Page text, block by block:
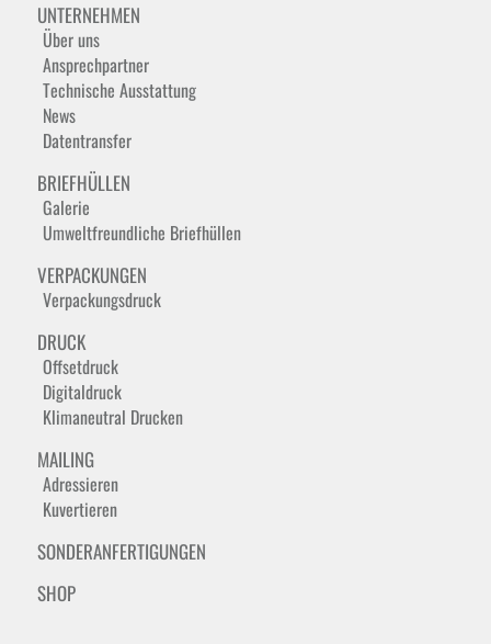
UNTERNEHMEN
Über uns
Ansprechpartner
Technische Ausstattung
News
Datentransfer
BRIEFHÜLLEN
Galerie
Umweltfreundliche Briefhüllen
VERPACKUNGEN
Verpackungsdruck
DRUCK
Offsetdruck
Digitaldruck
Klimaneutral Drucken
MAILING
Adressieren
Kuvertieren
SONDERANFERTIGUNGEN
SHOP